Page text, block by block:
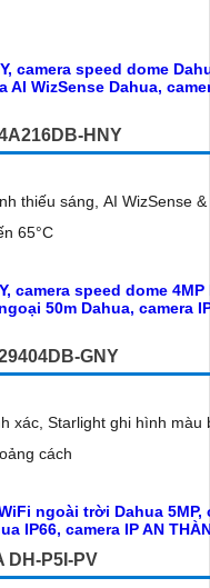
HNY
thiếu sáng, AI WizSense
65°C
GNY
xác, Starlight ghi hình màu
cách
DH-P5I-PV